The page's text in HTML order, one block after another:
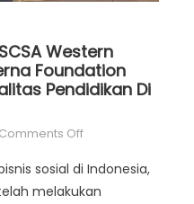
Western
Foundation
Pendidikan Di
Comments Offon
Kerjasama
dengan
sosial di Indonesia,
melakukan